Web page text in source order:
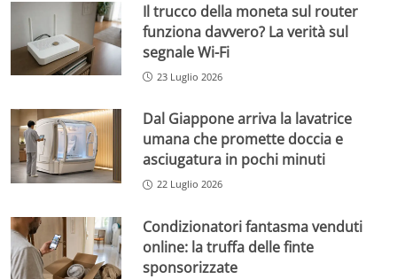
Il trucco della moneta sul router
funziona davvero? La verità sul
segnale Wi-Fi
23 Luglio 2026
Dal Giappone arriva la lavatrice
umana che promette doccia e
asciugatura in pochi minuti
22 Luglio 2026
Condizionatori fantasma venduti
online: la truffa delle finte
sponsorizzate